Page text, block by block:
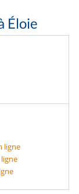
Éloie
ligne